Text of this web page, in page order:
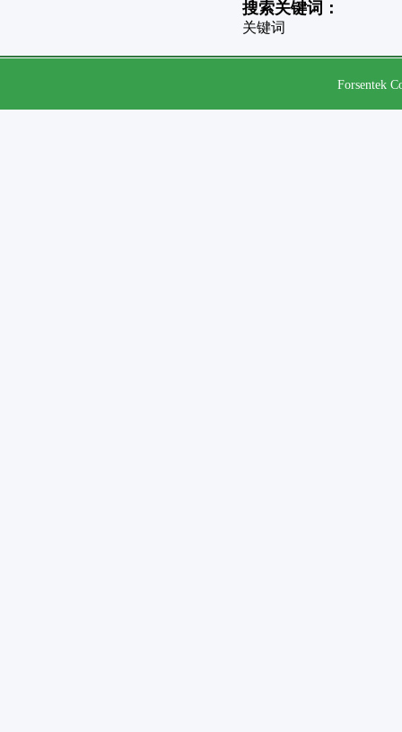
搜索关键词：
关键词
Forsentek